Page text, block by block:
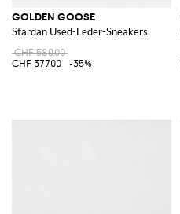
GOLDEN GOOSE
Stardan Used-Leder-Sneakers
CHF 580.00
CHF 377.00
-35%